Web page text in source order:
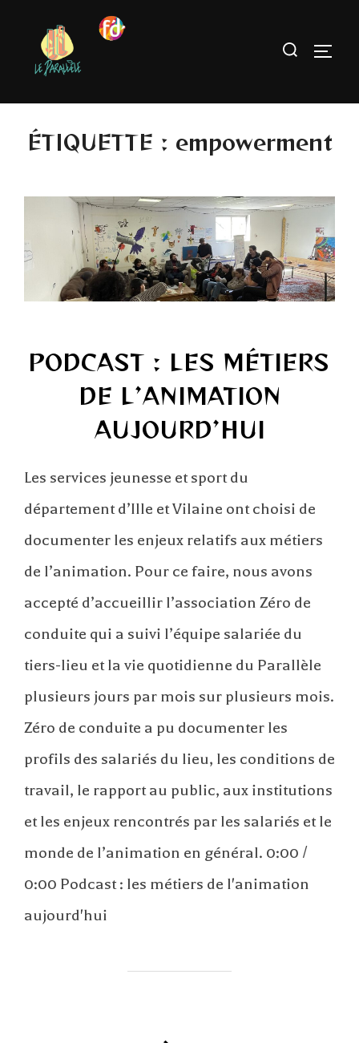
ÉTIQUETTE : empowerment
PODCAST : LES MÉTIERS
DE L’ANIMATION
AUJOURD’HUI
Les services jeunesse et sport du
département d’Ille et Vilaine ont choisi de
documenter les enjeux relatifs aux métiers
de l’animation. Pour ce faire, nous avons
accepté d’accueillir l’association Zéro de
conduite qui a suivi l’équipe salariée du
tiers-lieu et la vie quotidienne du Parallèle
plusieurs jours par mois sur plusieurs mois.
Zéro de conduite a pu documenter les
profils des salariés du lieu, les conditions de
travail, le rapport au public, aux institutions
et les enjeux rencontrés par les salariés et le
monde de l’animation en général. 0:00 /
0:00 Podcast : les métiers de l'animation
aujourd'hui